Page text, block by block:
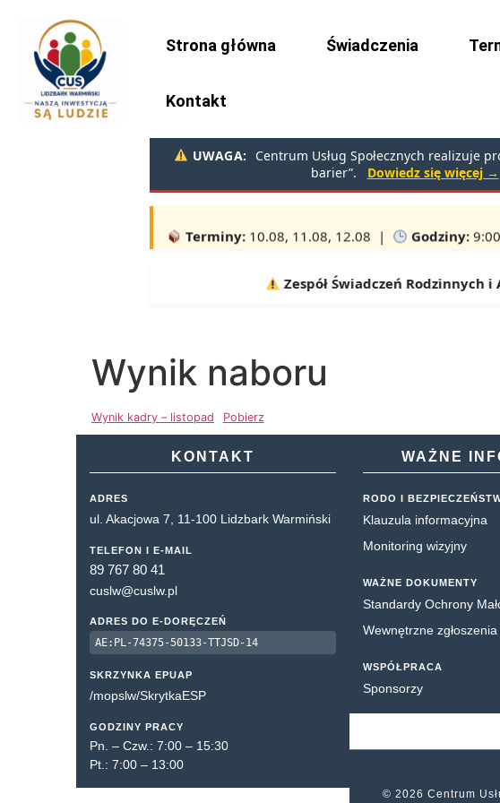
Strona główna Świadczenia
Kontakt
UWAGA:
Centrum Usług Społecznych realizuje
barier”.
Dowiedz się więcej →
Zespół Świadczeń Rodzinnych i
Wynik naboru
Wynik kadry – listopad Pobierz
KONTAKT
ADRES
ul. Akacjowa 7, 11-100 Lidzbark Warmiński
TELEFON I E-MAIL
89 767 80 41
cuslw@cuslw.pl
ADRES DO E-DORĘCZEŃ
AE:PL-74375-50133-TTJSD-14
SKRZYNKA EPUAP
/mopslw/SkrytkaESP
GODZINY PRACY
Pn. – Czw.: 7:00 – 15:30
Pt.: 7:00 – 13:00
WAŻNE
RODO I
Klauzula informacyjna
Monitoring wizyjny
WAŻNE DOKUMENTY
Standardy Ochrony
Wewnętrzne
WSPÓŁPRACA
Sponsorzy
© 2026 Centrum